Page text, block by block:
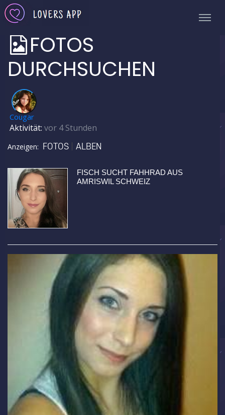
FOTOS
DURCHSUCHEN
✅
Cougar
Aktivität: vor 4 Stunden
Anzeigen: FOTOS ALBEN
FISCH SUCHT FAHHRAD AUS
AMRISWIL SCHWEIZ